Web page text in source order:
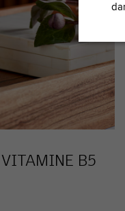
VITAMINE B5